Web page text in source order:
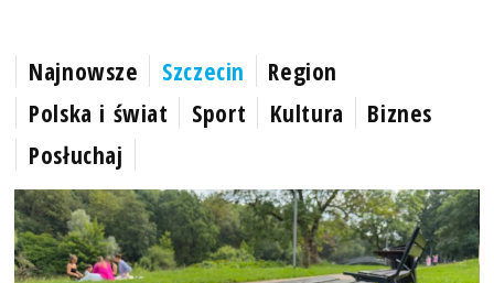
Najnowsze Szczecin
Region
Polska i świat
Sport Kultura
Biznes
Posłuchaj